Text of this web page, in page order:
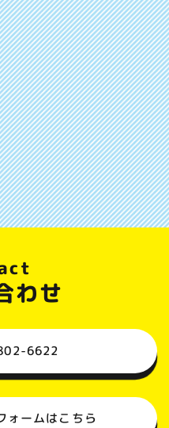
わせ
6622
ォームはこちら